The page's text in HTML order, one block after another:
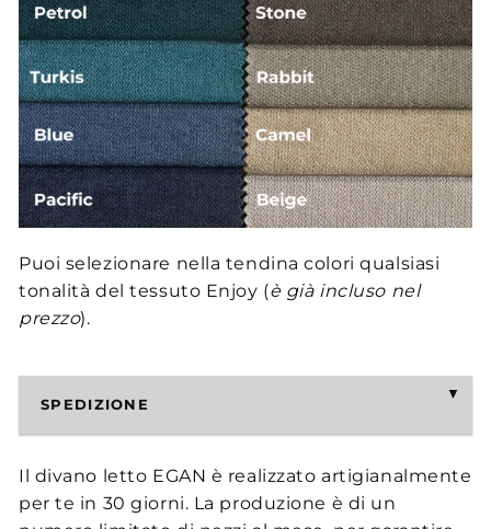
Puoi selezionare nella tendina colori qualsiasi
tonalità del tessuto Enjoy (è già incluso nel
prezzo).
SPEDIZIONE
Il divano letto EGAN è realizzato artigianalmente
per te in 30 giorni. La produzione è di un